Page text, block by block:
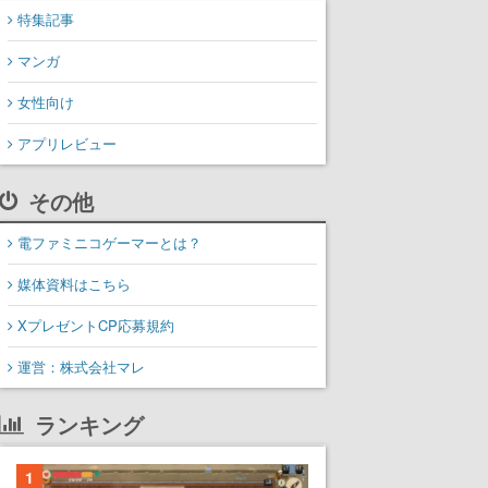
特集記事
マンガ
女性向け
アプリレビュー
その他
電ファミニコゲーマーとは？
媒体資料はこちら
XプレゼントCP応募規約
運営：株式会社マレ
ランキング
1